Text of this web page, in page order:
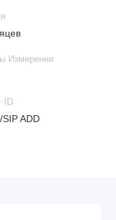
Измерения
ID
SIP ADD